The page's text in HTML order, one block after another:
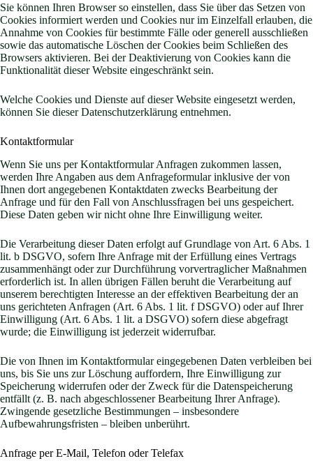
Sie können Ihren Browser so einstellen, dass Sie über das Setzen von
Cookies informiert werden und Cookies nur im Einzelfall erlauben, die
Annahme von Cookies für bestimmte Fälle oder generell ausschließen
sowie das automatische Löschen der Cookies beim Schließen des
Browsers aktivieren. Bei der Deaktivierung von Cookies kann die
Funktionalität dieser Website eingeschränkt sein.
Welche Cookies und Dienste auf dieser Website eingesetzt werden,
können Sie dieser Datenschutzerklärung entnehmen.
Kontaktformular
Wenn Sie uns per Kontaktformular Anfragen zukommen lassen,
werden Ihre Angaben aus dem Anfrageformular inklusive der von
Ihnen dort angegebenen Kontaktdaten zwecks Bearbeitung der
Anfrage und für den Fall von Anschlussfragen bei uns gespeichert.
Diese Daten geben wir nicht ohne Ihre Einwilligung weiter.
Die Verarbeitung dieser Daten erfolgt auf Grundlage von Art. 6 Abs. 1
lit. b DSGVO, sofern Ihre Anfrage mit der Erfüllung eines Vertrags
zusammenhängt oder zur Durchführung vorvertraglicher Maßnahmen
erforderlich ist. In allen übrigen Fällen beruht die Verarbeitung auf
unserem berechtigten Interesse an der effektiven Bearbeitung der an
uns gerichteten Anfragen (Art. 6 Abs. 1 lit. f DSGVO) oder auf Ihrer
Einwilligung (Art. 6 Abs. 1 lit. a DSGVO) sofern diese abgefragt
wurde; die Einwilligung ist jederzeit widerrufbar.
Die von Ihnen im Kontaktformular eingegebenen Daten verbleiben bei
uns, bis Sie uns zur Löschung auffordern, Ihre Einwilligung zur
Speicherung widerrufen oder der Zweck für die Datenspeicherung
entfällt (z. B. nach abgeschlossener Bearbeitung Ihrer Anfrage).
Zwingende gesetzliche Bestimmungen – insbesondere
Aufbewahrungsfristen – bleiben unberührt.
Anfrage per E-Mail, Telefon oder Telefax